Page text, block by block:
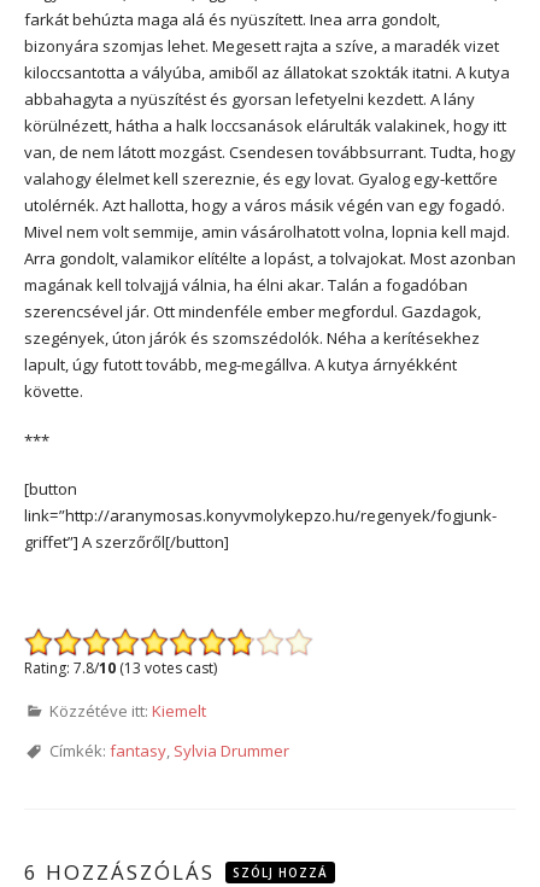
farkát behúzta maga alá és nyüszített. Inea arra gondolt,
bizonyára szomjas lehet. Megesett rajta a szíve, a maradék vizet
kiloccsantotta a vályúba, amiből az állatokat szokták itatni. A kutya
abbahagyta a nyüszítést és gyorsan lefetyelni kezdett. A lány
körülnézett, hátha a halk loccsanások elárulták valakinek, hogy itt
van, de nem látott mozgást. Csendesen továbbsurrant. Tudta, hogy
valahogy élelmet kell szereznie, és egy lovat. Gyalog egy-kettőre
utolérnék. Azt hallotta, hogy a város másik végén van egy fogadó.
Mivel nem volt semmije, amin vásárolhatott volna, lopnia kell majd.
Arra gondolt, valamikor elítélte a lopást, a tolvajokat. Most azonban
magának kell tolvajjá válnia, ha élni akar. Talán a fogadóban
szerencsével jár. Ott mindenféle ember megfordul. Gazdagok,
szegények, úton járók és szomszédolók. Néha a kerítésekhez
lapult, úgy futott tovább, meg-megállva. A kutya árnyékként
követte.
***
[button
link=”http://aranymosas.konyvmolykepzo.hu/regenyek/fogjunk-
griffet”] A szerzőről[/button]
Rating: 7.8/10 (13 votes cast)
Közzétéve itt: Kiemelt
Címkék: fantasy, Sylvia Drummer
6 HOZZÁSZÓLÁS SZÓLJ HOZZÁ